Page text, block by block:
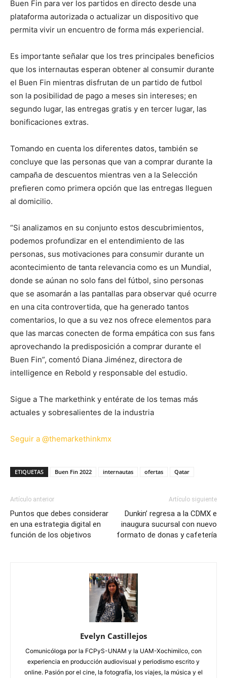
Buen Fin para ver los partidos en directo desde una
plataforma autorizada o actualizar un dispositivo que
permita vivir un encuentro de forma más experiencial.
Es importante señalar que los tres principales beneficios
que los internautas esperan obtener al consumir durante
el Buen Fin mientras disfrutan de un partido de futbol
son la posibilidad de pago a meses sin intereses; en
segundo lugar, las entregas gratis y en tercer lugar, las
bonificaciones extras.
Tomando en cuenta los diferentes datos, también se
concluye que las personas que van a comprar durante la
campaña de descuentos mientras ven a la Selección
prefieren como primera opción que las entregas lleguen
al domicilio.
“Si analizamos en su conjunto estos descubrimientos,
podemos profundizar en el entendimiento de las
personas, sus motivaciones para consumir durante un
acontecimiento de tanta relevancia como es un Mundial,
donde se aúnan no solo fans del fútbol, sino personas
que se asomarán a las pantallas para observar qué ocurre
en una cita controvertida, que ha generado tantos
comentarios, lo que a su vez nos ofrece elementos para
que las marcas conecten de forma empática con sus fans
aprovechando la predisposición a comprar durante el
Buen Fin”, comentó Diana Jiménez, directora de
intelligence en Rebold y responsable del estudio.
Sigue a The markethink y entérate de los temas más
actuales y sobresalientes de la industria
Seguir a @themarkethinkmx
ETIQUETAS Buen Fin 2022 internautas ofertas Qatar
Artículo anterior
Puntos que debes considerar
en una estrategia digital en
función de los objetivos
Artículo siguiente
Dunkin’ regresa a la CDMX e
inaugura sucursal con nuevo
formato de donas y cafetería
Evelyn Castillejos
Comunicóloga por la FCPyS-UNAM y la UAM-Xochimilco, con
experiencia en producción audiovisual y periodismo escrito y
online. Pasión por el cine, la fotografía, los viajes, la música y el